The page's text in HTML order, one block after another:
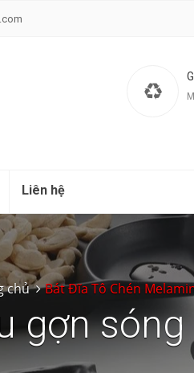
Liên hệ
chủ Bát Đĩa Tô Chén
gợn sóng